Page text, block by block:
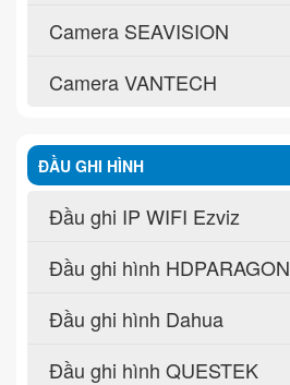
Camera SEAVISION
Camera VANTECH
ĐẦU GHI HÌNH
Đầu ghi IP WIFI Ezviz
Đầu ghi hình HDPARAGON
Đầu ghi hình Dahua
Đầu ghi hình QUESTEK